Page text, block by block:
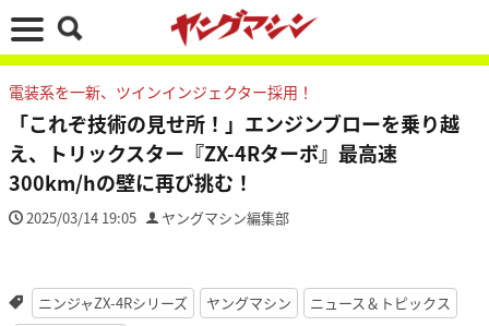
電装系を一新、ツインインジェクター採用！
「これぞ技術の見せ所！」エンジンブローを乗り越
え、トリックスター『ZX-4Rターボ』最高速
300km/hの壁に再び挑む！
2025/03/14 19:05 ヤングマシン編集部
ニンジャZX-4Rシリーズ ヤングマシン
ニュース＆トピックス